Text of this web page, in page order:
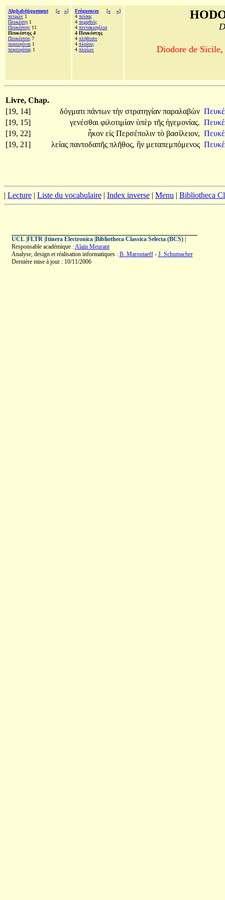
Alphabétiquement [« »]
πετρῶν 1
Πευκέστῃ 1
Πευκέστην 11
Πευκέστης 4
Πευκέστου 7
πεφευγέναι 1
πεφευγότας 1
Fréquences [« »]
4 πείσας
4 πεμφθεὶς
4 πεντακισχίλια
4 Πευκέστης
4 πλήθεσιν
4 πλοίοις
4 πλοίων Diodore de
Livre, Chap.
[19, 14]
δόγματι πάντων τὴν στρατηγίαν παραλαβὼν
[19, 15]
γενέσθαι φιλοτιμίαν ὑπὲρ τῆς ἡγεμονίας.
[19, 22]
ἧκον εἰς Περσέπολιν τὸ βασίλειον,
[19, 21]
λείας παντοδαπῆς πλῆθος, ἣν μεταπεμπόμενος
| Lecture | Liste du vocabulaire | Index inverse | Menu | Bibliotheca
UCL| FLTR| Itinera Electronica| Bibliotheca Classica Selecta (BCS)|
Responsable académique :Alain Meurant
Analyse, design et réalisation informatiques : B. Maroutaeff- J. Schumacher
Dernière mise à jour : 10/11/2006